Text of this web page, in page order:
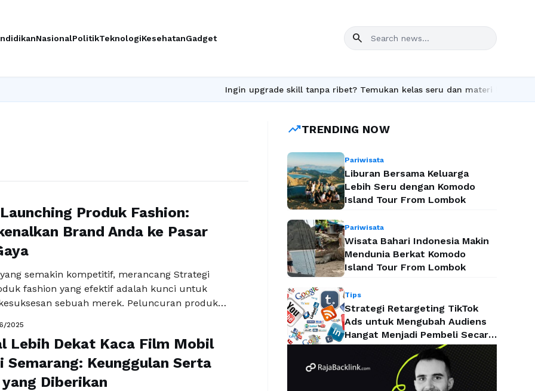
NasionalPolitikTeknologiKesehatanGadget search
Ingin upgrade skill tanpa ribet? Temukan kelas seru dan materi lengkap hanya
Produk Fashion:
Brand Anda ke Pasar
semakin kompetitif, merancang Strategi
fashion yang efektif adalah kunci untuk
sebuah merek. Peluncuran produk
kesan mendalam di benak konsumen dan
di media sosial. Agar peluncuran produk Anda
lancar, berikut adalah beberapa langkah yang
Selengkapnya
2025
Lebih Dekat Kaca Film Mobil
Semarang: Keunggulan Serta
Diberikan
trending_upTRENDING NOW
Pariwisata
Liburan Bersama Keluarga
Lebih Seru dengan Komodo
Island Tour From Lombok
Pariwisata
Wisata Bahari Indonesia Makin
Mendunia Berkat Komodo
Island Tour From Lombok
Tips
Strategi Retargeting TikTok
Ads untuk Mengubah Audiens
Hangat Menjadi Pembeli Secara
Efektif